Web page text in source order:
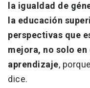
la igualdad de
la educación
perspectivas que
mejora, no solo en
aprendizaje,
dice.